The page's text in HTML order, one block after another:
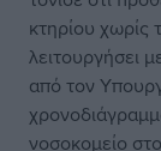
κτηρίου χωρίς
λειτουργήσει
από τον
νοσοκομείο